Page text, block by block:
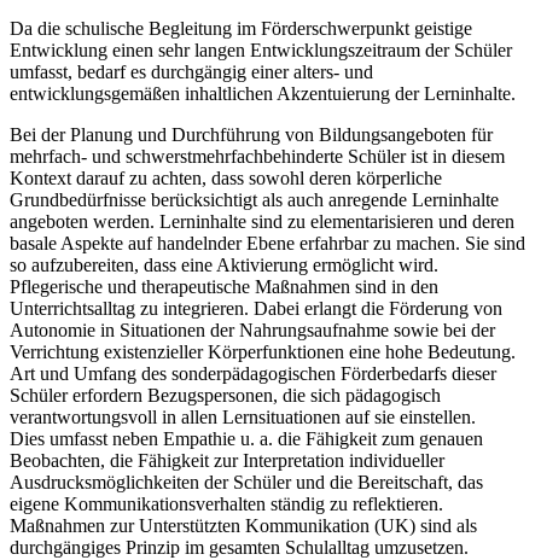
Da die schulische Begleitung im Förderschwerpunkt geistige
Entwicklung einen sehr langen Entwicklungszeitraum der Schüler
umfasst, bedarf es durchgängig einer alters- und
entwicklungsgemäßen inhaltlichen Akzentuierung der Lerninhalte.
Bei der Planung und Durchführung von Bildungsangeboten für
mehrfach- und schwerstmehrfachbehinderte Schüler ist in diesem
Kontext darauf zu achten, dass sowohl deren körperliche
Grundbedürfnisse berücksichtigt als auch anregende Lerninhalte
angeboten werden. Lerninhalte sind zu elementarisieren und deren
basale Aspekte auf handelnder Ebene erfahrbar zu machen. Sie sind
so aufzubereiten, dass eine Aktivierung ermöglicht wird.
Pflegerische und therapeutische Maßnahmen sind in den
Unterrichtsalltag zu integrieren. Dabei erlangt die Förderung von
Autonomie in Situationen der Nahrungsaufnahme sowie bei der
Verrichtung existenzieller Körperfunktionen eine hohe Bedeutung.
Art und Umfang des sonderpädagogischen Förderbedarfs dieser
Schüler erfordern Bezugspersonen, die sich pädagogisch
verantwortungsvoll in allen Lernsituationen auf sie einstellen.
Dies umfasst neben Empathie u. a. die Fähigkeit zum genauen
Beobachten, die Fähigkeit zur Interpretation individueller
Ausdrucksmöglichkeiten der Schüler und die Bereitschaft, das
eigene Kommunikationsverhalten ständig zu reflektieren.
Maßnahmen zur Unterstützten Kommunikation (UK) sind als
durchgängiges Prinzip im gesamten Schulalltag umzusetzen.